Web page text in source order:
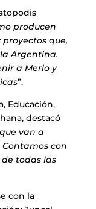
producen
que,
Argentina.
a Merlo y
”.
Educación,
destacó
van a
con
todas las
con la